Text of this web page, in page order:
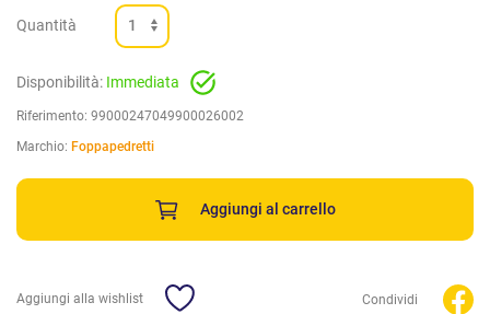
Quantità
Disponibilità: Immediata
Riferimento: 99000247049900026002
Marchio: Foppapedretti
Aggiungi al carrello
Aggiungi alla wishlist Condividi